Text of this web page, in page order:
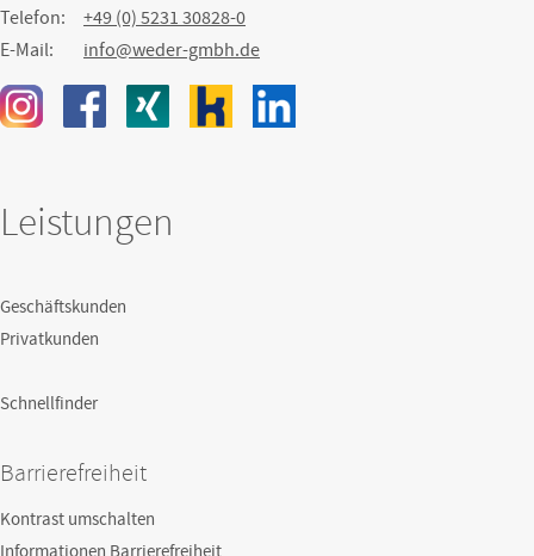
Telefon:
+49 (0) 5231 30828-0
E-Mail:
info@weder-gmbh.de
Leistungen
Geschäftskunden
Privatkunden
Schnellfinder
Barrierefreiheit
Kontrast umschalten